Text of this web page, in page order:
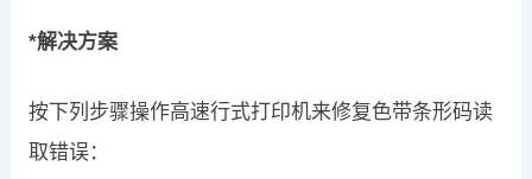
*解决方案
按下列步骤操作高速行式打印机来修复色带条形码读
取错误：